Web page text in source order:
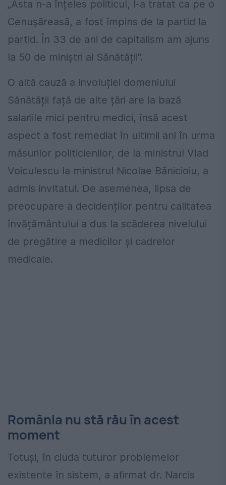
„Asta n-a înțeles politicul, l-a tratat ca pe o
Cenușăreasă, a fost împins de la partid la
partid. În 33 de ani de capitalism am ajuns
la 50 de miniștri ai Sănătății".
O altă cauză a involuției domeniului
Sănătății față de alte țări are la bază
salariile mici pentru medici, însă acest
aspect a fost remediat în ultimii ani în urma
măsurilor politicienilor, de la ministrul Vlad
Voiculescu la ministrul Nicolae Bănicioiu, a
admis invitatul. De asemenea, lipsa de
preocupare a decidenților pentru calitatea
învățământului a dus la scăderea nivelului
de pregătire a medicilor și cadrelor
medicale.
România nu stă rău în acest
moment
Totuși, în ciuda tuturor problemelor
existente în sistem, a afirmat dr. Narcis